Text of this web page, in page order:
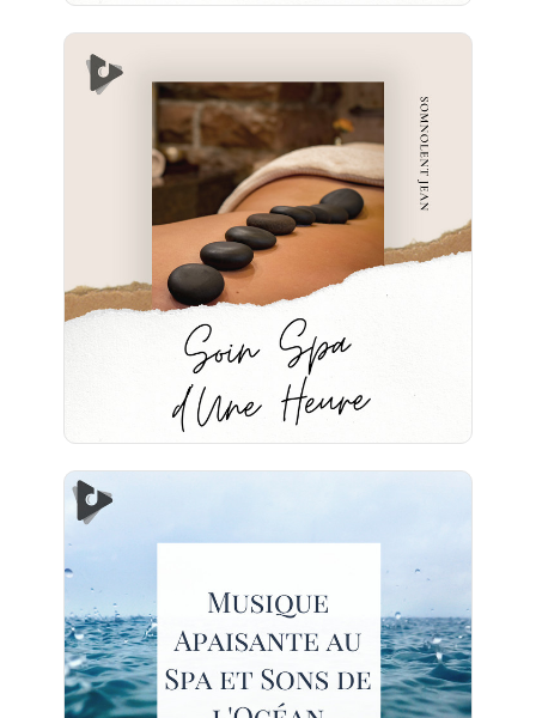
Soin Spa d'Une Heure
Info
Jouer
Musique Apaisante au Spa et
Sons de l'Océan
Info